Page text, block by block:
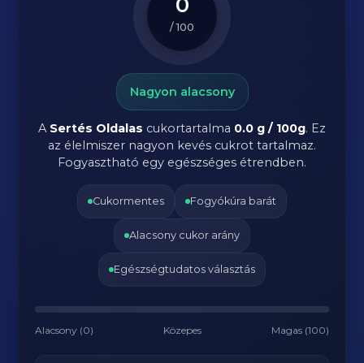
/ 100
Nagyon alacsony
A Sertés Oldalas cukortartalma 0.0 g / 100g. Ez
az élelmiszer nagyon kevés cukrot tartalmaz.
Fogyasztható egy egészséges étrendben.
Cukormentes Fogyókúra barát
Alacsony cukor arány
Egészségtudatos választás
Alacsony (0) Közepes Magas (100)